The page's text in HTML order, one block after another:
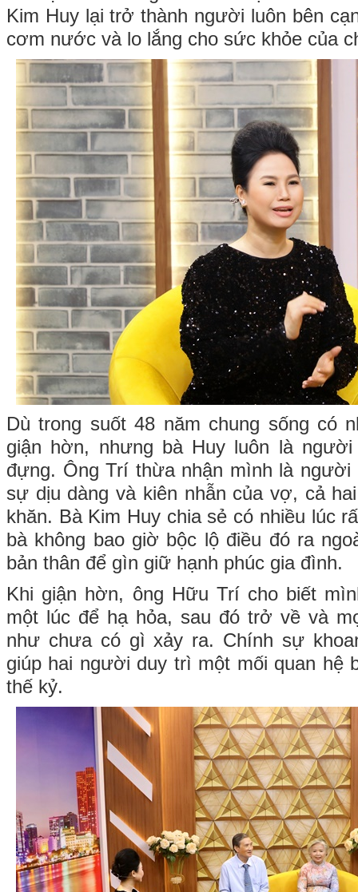
Kim Huy lại trở thành người luôn bên
cơm nước và lo lắng cho sức khỏe của
Dù trong suốt 48 năm chung sống có
giận hờn, nhưng bà Huy luôn là
đựng. Ông Trí thừa nhận mình là
sự dịu dàng và kiên nhẫn của vợ, cả
khăn. Bà Kim Huy chia sẻ có nhiều lúc
bà không bao giờ bộc lộ điều đó ra
bản thân để gìn giữ hạnh phúc gia đình.
Khi giận hờn, ông Hữu Trí cho biết
một lúc để hạ hỏa, sau đó trở về và
như chưa có gì xảy ra. Chính sự
giúp hai người duy trì một mối quan hệ
thế kỷ.